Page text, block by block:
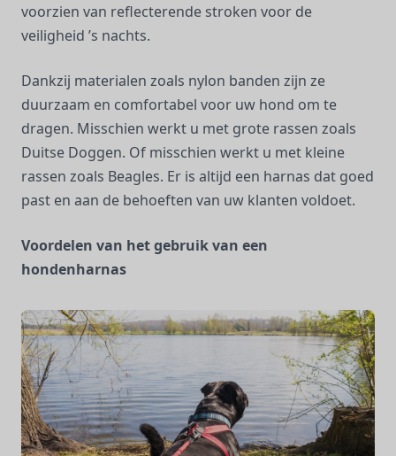
voorzien van reflecterende stroken voor de
veiligheid ’s nachts.
Dankzij materialen zoals nylon banden zijn ze
duurzaam en comfortabel voor uw hond om te
dragen. Misschien werkt u met grote rassen zoals
Duitse Doggen. Of misschien werkt u met kleine
rassen zoals Beagles. Er is altijd een harnas dat goed
past en aan de behoeften van uw klanten voldoet.
Voordelen van het gebruik van een
hondenharnas